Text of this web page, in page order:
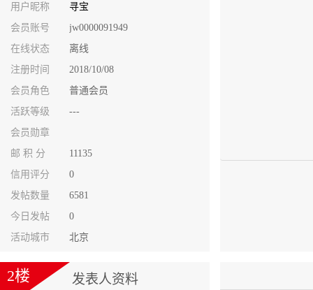
用户昵称
寻宝
会员账号
jw0000091949
在线状态
离线
注册时间
2018/10/08
会员角色
普通会员
活跃等级
---
会员勋章
邮 积 分
11135
信用评分
0
发帖数量
6581
今日发帖
0
活动城市
北京
发表人资料
2楼